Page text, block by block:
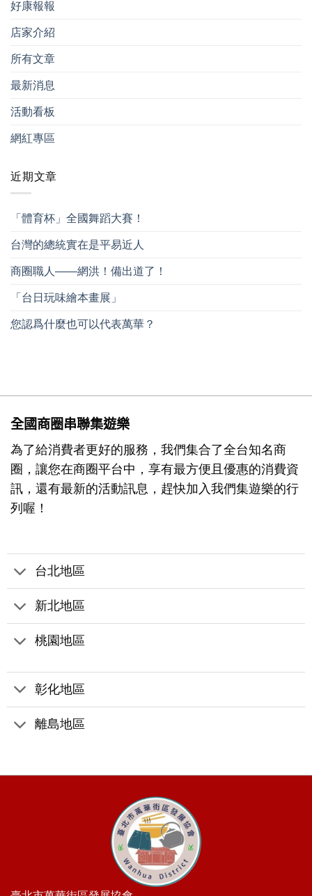
好康報報
店家介紹
所有文章
最新消息
活動看板
網紅專區
近期文章
「體育杯」全國舞蹈大賽！
台灣的總統實在是平易近人
商圈職人——網洪！備出道了！
「台日玩味繪本畫展」
您認爲什麼也可以代表萬華？
全國商圈串聯集遊樂
為了給消費者更好的服務，我們集合了全台知名商
圈，讓您在商圈平台中，享有最方便且優惠的消費資
訊，還有最新的活動訊息，趕快加入我們集遊樂的行
列喔！
台北地區
新北地區
桃園地區
彰化地區
離島地區